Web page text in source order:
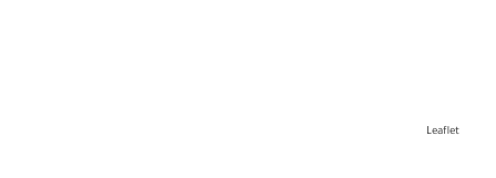
Leaflet